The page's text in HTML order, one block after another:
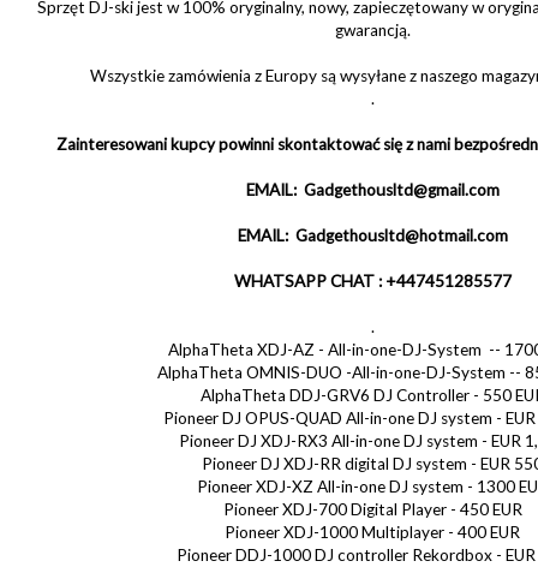
Sprzęt DJ-ski jest w 100% oryginalny, nowy, zapieczętowany w
gwarancją.
Wszystkie zamówienia z Europy są wysyłane z naszego
.
Zainteresowani kupcy powinni skontaktować się z nami
EMAIL: Gadgethousltd@gmail.com
EMAIL: Gadgethousltd@hotmail.com
WHATSAPP CHAT : +447451285577
.
AlphaTheta XDJ-AZ - All-in-one-DJ-System --
AlphaTheta OMNIS-DUO -All-in-one-DJ-System --
AlphaTheta DDJ-GRV6 DJ Controller - 550
Pioneer DJ OPUS-QUAD All-in-one DJ system -
Pioneer DJ XDJ-RX3 All-in-one DJ system - EUR
Pioneer DJ XDJ-RR digital DJ system - EUR
Pioneer XDJ-XZ All-in-one DJ system - 1300
Pioneer XDJ-700 Digital Player - 450 EUR
Pioneer XDJ-1000 Multiplayer - 400 EUR
Pioneer DDJ-1000 DJ controller Rekordbox -